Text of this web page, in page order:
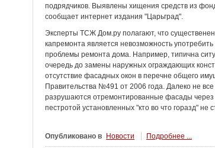
подрядчиков. Выявлены хищения средств из
сообщает интернет издания "Царьград".
Эксперты ТСЖ Дом.ру полагают, что
капремонта является невозможность
проблемы ремонта дома. Например, типична
очередь до замены наружных ограждающих
отсутствие фасадных окон в перечне общего
Правительства №491 от 2006 года. Далеко не
разрушаются отремонтированные фасады
пестротой установленных "кто во что горазд"
Опубликовано в Новости Подробнее ...